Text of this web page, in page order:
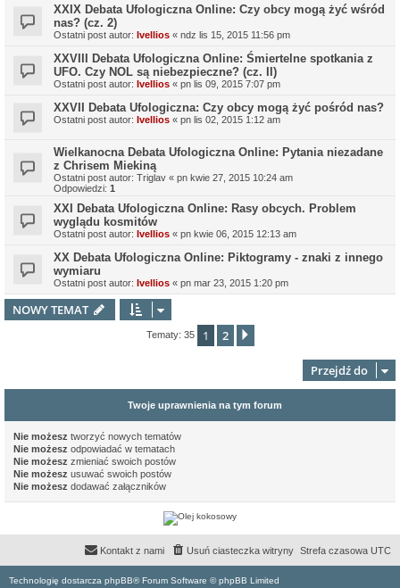
XXIX Debata Ufologiczna Online: Czy obcy mogą żyć wśród
nas? (cz. 2)
Ostatni post autor: Ivellios « ndz lis 15, 2015 11:56 pm
XXVIII Debata Ufologiczna Online: Śmiertelne spotkania z
UFO. Czy NOL są niebezpieczne? (cz. II)
Ostatni post autor: Ivellios « pn lis 09, 2015 7:07 pm
XXVII Debata Ufologiczna: Czy obcy mogą żyć pośród nas?
Ostatni post autor: Ivellios « pn lis 02, 2015 1:12 am
Wielkanocna Debata Ufologiczna Online: Pytania niezadane
z Chrisem Miekiną
Ostatni post autor: Triglav « pn kwie 27, 2015 10:24 am
Odpowiedzi: 1
XXI Debata Ufologiczna Online: Rasy obcych. Problem
wyglądu kosmitów
Ostatni post autor: Ivellios « pn kwie 06, 2015 12:13 am
XX Debata Ufologiczna Online: Piktogramy - znaki z innego
wymiaru
Ostatni post autor: Ivellios « pn mar 23, 2015 1:20 pm
NOWY TEMAT
Tematy: 35 1 2
Przejdź do
Twoje uprawnienia na tym forum
Nie możesz tworzyć nowych tematów
Nie możesz odpowiadać w tematach
Nie możesz zmieniać swoich postów
Nie możesz usuwać swoich postów
Nie możesz dodawać załączników
Strefa czasowa UTC
Usuń ciasteczka witryny
Kontakt z nami
Technologię dostarcza phpBB® Forum Software © phpBB Limited